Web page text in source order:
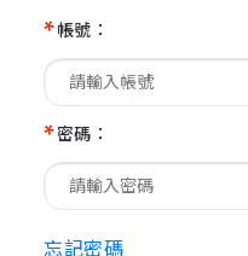
*帳號：
*密碼：
忘記密碼